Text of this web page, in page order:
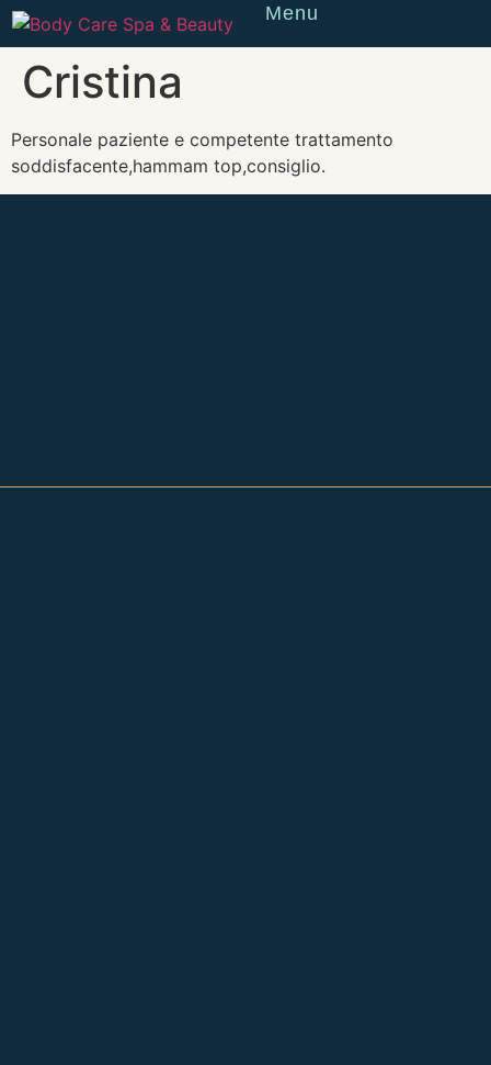
Menu
Cristina
Personale paziente e competente trattamento
soddisfacente,hammam top,consiglio.